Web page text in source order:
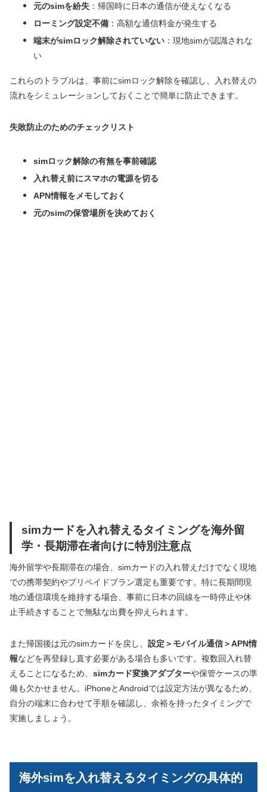
元のsimを紛失 ：帰国時に日本の通信が使えなくなる
ローミング設定不備 ：高額な通信料金が発生する
端末がsimロック解除されていない ：現地simが認識されな
い
これらのトラブルは、事前にsimロック解除を確認し、入れ替えの
流れをシミュレーションしておくことで簡単に防止できます。
失敗防止のためのチェックリスト
simロック解除の有無を事前確認
入れ替え前にスマホの電源を切る
APN情報をメモしておく
元のsimの保管場所を決めておく
simカードを入れ替えるタイミングを海外留
学・長期滞在者向けに特別注意点
海外留学や長期滞在の場合、simカードの入れ替えだけでなく現地
での携帯契約やプリペイドプラン選定も重要です。特に長期間現
地の通信環境を維持する場合、事前に日本の回線を一時停止や休
止手続きすることで無駄な出費を抑えられます。
また帰国後は元のsimカードを戻し、 設定＞モバイル通信＞APN情
報などを再登録し直す必要がある場合も多いです。複数回入れ替
えることになるため、 simカード変換アダプターや保管ケースの準
備も欠かせません。iPhoneとAndroidでは設定方法が異なるため、
自分の端末に合わせて手順を確認し、余裕を持ったタイミングで
実施しましょう。
海外simを入れ替えるタイミングの具体的